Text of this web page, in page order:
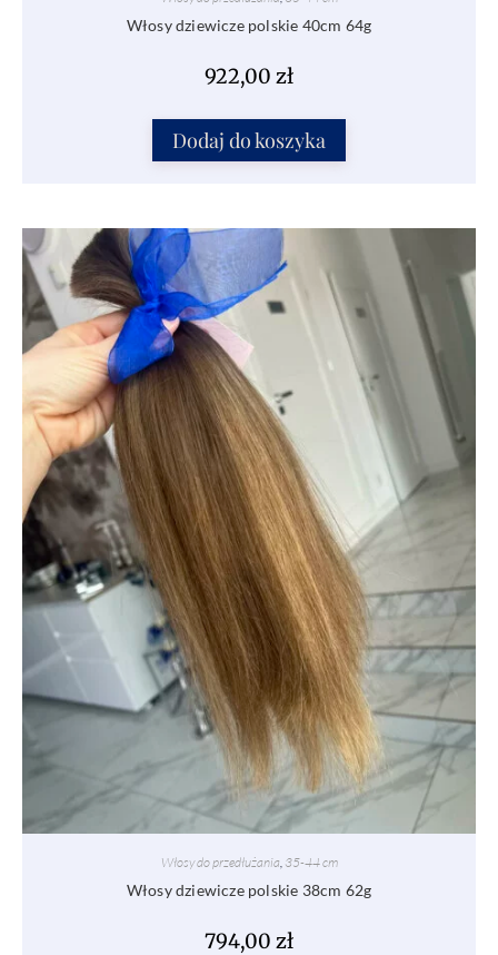
Włosy dziewicze polskie 40cm 64g
922,00 zł
Dodaj do koszyka
Włosy do przedłużania 35-44 cm
Włosy dziewicze polskie 38cm 62g
794,00 zł